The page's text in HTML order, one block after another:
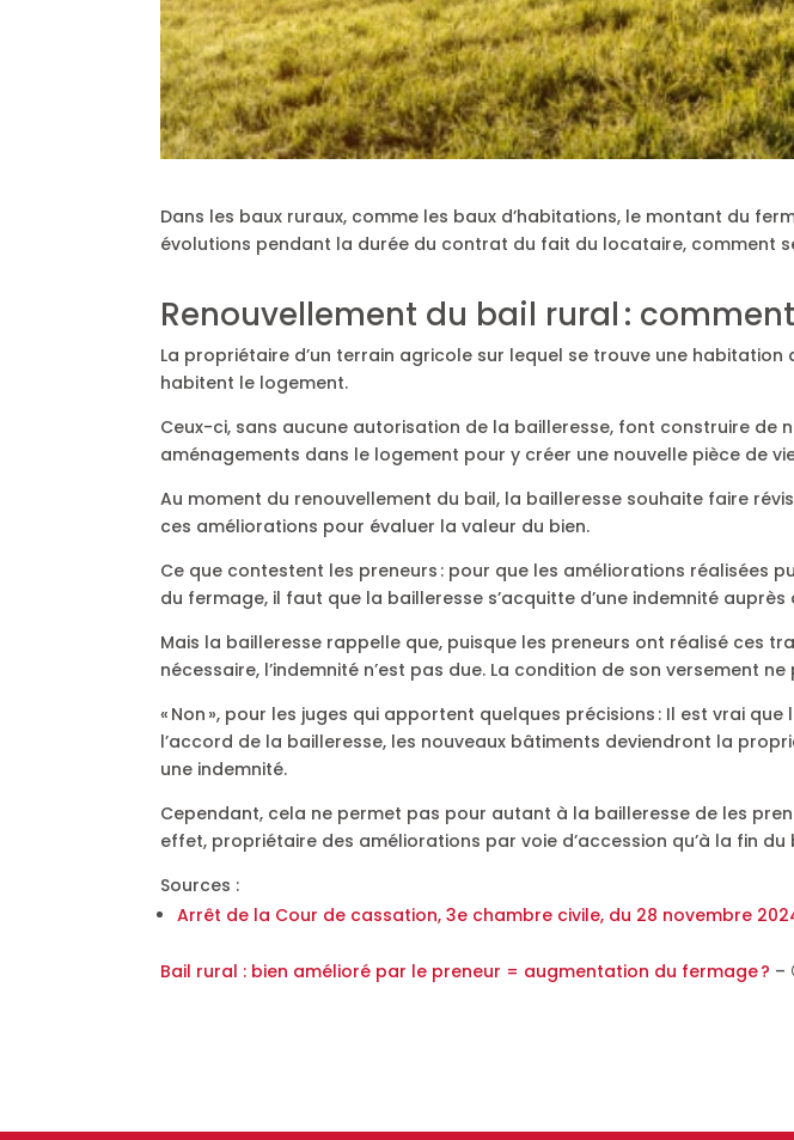
Dans les baux ruraux, comme les baux d’habitations, le montant du
évolutions pendant la durée du contrat du fait du locataire, comment
Renouvellement du bail rural :
La propriétaire d’un terrain agricole sur lequel se trouve une
habitent le logement.
Ceux-ci, sans aucune autorisation de la bailleresse, font construire de
aménagements dans le logement pour y créer une nouvelle pièce de
Au moment du renouvellement du bail, la bailleresse souhaite faire
ces améliorations pour évaluer la valeur du bien.
Ce que contestent les preneurs : pour que les améliorations réalisées
du fermage, il faut que la bailleresse s’acquitte d’une indemnité
Mais la bailleresse rappelle que, puisque les preneurs ont réalisé ces
nécessaire, l’indemnité n’est pas due. La condition de son versement
« Non », pour les juges qui apportent quelques précisions : Il est vrai
l’accord de la bailleresse, les nouveaux bâtiments deviendront la
une indemnité.
Cependant, cela ne permet pas pour autant à la bailleresse de les
effet, propriétaire des améliorations par voie d’accession qu’à la fin
Sources :
Arrêt de la Cour de cassation, 3e chambre civile, du 28 novembre
Bail rural : bien amélioré par le preneur = augmentation du fermage ? –